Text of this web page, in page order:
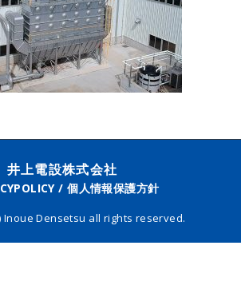
井上電設株式会社
/ 個人情報保護方針
Inoue Densetsu all rights reserved.